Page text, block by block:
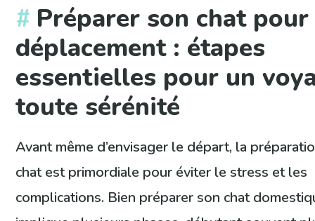
Préparer son chat
déplacement : étapes
essentielles pour un
toute sérénité
Avant même d’envisager le départ, la
chat est primordiale pour éviter le stress et les
complications. Bien préparer son chat